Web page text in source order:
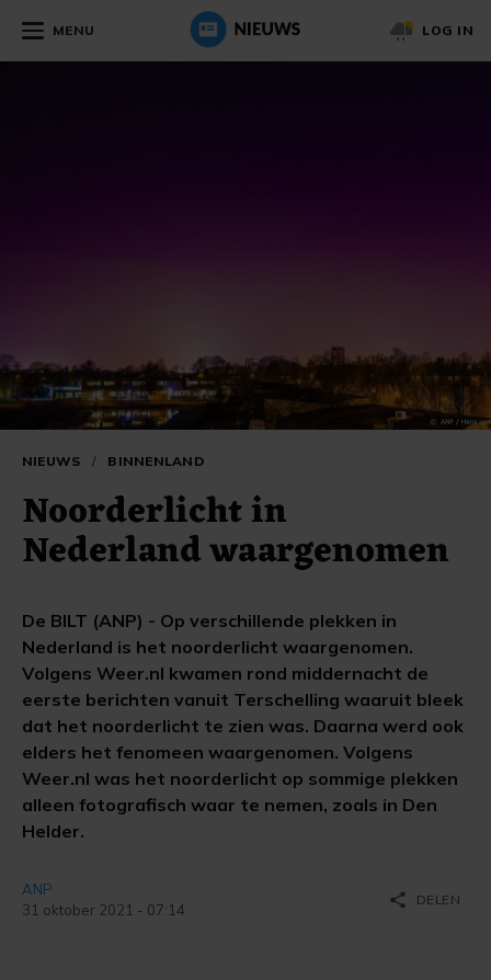
MENU LOG IN
NIEUWS / BINNENLAND
Noorderlicht in
Nederland waargenomen
De BILT (ANP) - Op verschillende plekken in
Nederland is het noorderlicht waargenomen.
Volgens Weer.nl kwamen rond middernacht de
eerste berichten vanuit Terschelling waaruit bleek
dat het noorderlicht te zien was. Daarna werd ook
elders het fenomeen waargenomen. Volgens
Weer.nl was het noorderlicht op sommige plekken
alleen fotografisch waar te nemen, zoals in Den
Helder.
ANP
31 oktober 2021 - 07:14
share DELEN